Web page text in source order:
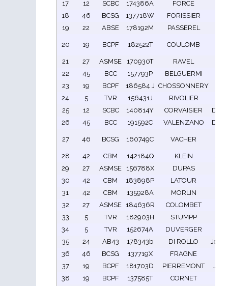
17
12 SCBC 174386A FORCE
18
46 BCSG 137718W FORISSIER
19
22 ABSE 178192M PASSEREL
20 19 BCPF 182522T COULOMB
21
27 ASMSE 170930T RAVEL
22
45 BCC 157793P BELGUERMI
23
19 BCPF 186584 J CHOSSONNERY
24
5 TVR 156431J RIVOLIER
25
12 SCBC 140814Y CORVAISIER
26
45 BCC 191592C VALENZANO
27 46 BCSG 160749C VACHER
28
42 CBM 142184Q KLEIN
29
27 ASMSE 156788X DUPAS
30
42 CBM 183898P LATOUR
31
42 CBM 135928A MORLIN
32
27 ASMSE 184636R COLOMBET
33
5 TVR 182903H STUMPP
34
5 TVR 152674A DUVERGER
35
24 AB43 178343b DI ROLLO
36
46 BCSG 137719X FRAGNE
37
19 BCPF 181703D PIERREMONT
38
19 BCPF 137585T CORNET